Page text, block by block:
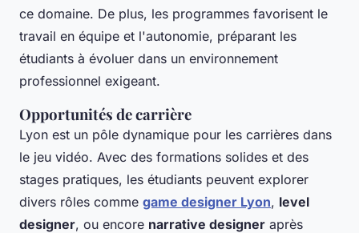
ce domaine. De plus, les programmes favorisent le
travail en équipe et l'autonomie, préparant les
étudiants à évoluer dans un environnement
professionnel exigeant.
Opportunités de carrière
Lyon est un pôle dynamique pour les carrières dans
le jeu vidéo. Avec des formations solides et des
stages pratiques, les étudiants peuvent explorer
divers rôles comme game designer Lyon, level
designer, ou encore narrative designer après